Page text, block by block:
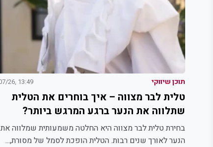
תוכן שיווקי 13:49 ,13/07/26
טלית לבר מצווה – איך בוחרים את הטלית
שתלווה את הנער ברגע המרגש ביותר?
בחירת טלית לבר מצווה היא החלטה משמעותית שמלווה את
הנער לאורך שנים רבות. הטלית הופכת לסמל של מסורת,...